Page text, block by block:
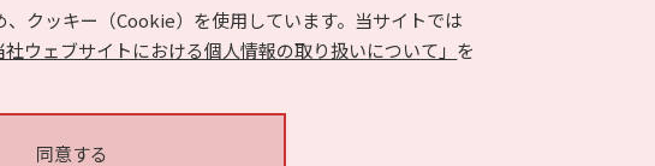
クッキー（Cookie）を使用しています。当サイトでは
社ウェブサイトにおける個人情報の取り扱いについて」 を
同意する